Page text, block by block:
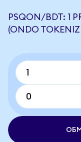
PSQON/BDT: 1
(ONDO